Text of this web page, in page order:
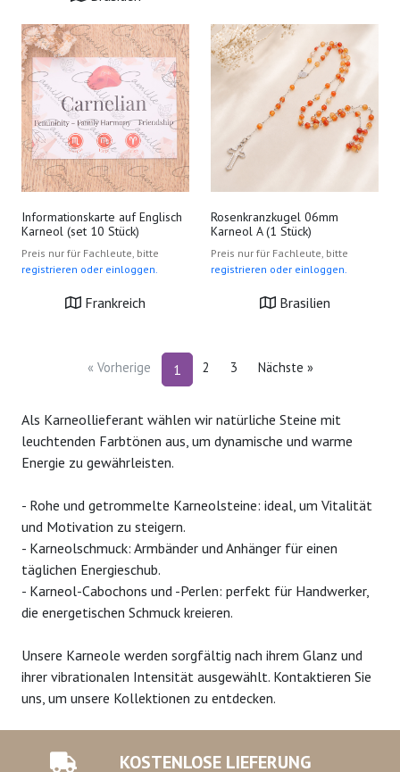
Informationskarte auf Englisch
Karneol (set 10 Stück)
Preis nur für Fachleute, bitte
registrieren oder einloggen.
Frankreich
Rosenkranzkugel 06mm
Karneol A (1 Stück)
Preis nur für Fachleute, bitte
registrieren oder einloggen.
Brasilien
« Vorherige 1 2 3 Nächste »
Als Karneollieferant wählen wir natürliche Steine mit
leuchtenden Farbtönen aus, um dynamische und warme
Energie zu gewährleisten.
- Rohe und getrommelte Karneolsteine: ideal, um Vitalität
und Motivation zu steigern.
- Karneolschmuck: Armbänder und Anhänger für einen
täglichen Energieschub.
- Karneol-Cabochons und -Perlen: perfekt für Handwerker,
die energetischen Schmuck kreieren.
Unsere Karneole werden sorgfältig nach ihrem Glanz und
ihrer vibrationalen Intensität ausgewählt. Kontaktieren Sie
uns, um unsere Kollektionen zu entdecken.
KOSTENLOSE LIEFERUNG